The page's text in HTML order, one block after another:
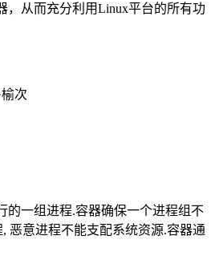
，从而充分利用Linux平台的所有功
榆次
的一组进程.容器确保一个进程组不
恶意进程不能支配系统资源.容器通